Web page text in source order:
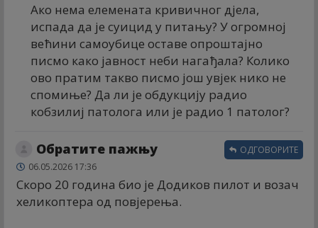
Ако нема елемената кривичног дјела,
испада да је суицид у питању? У огромној
већини самоубице оставе опроштајно
писмо како јавност неби нагађала? Колико
ово пратим такво писмо још увјек нико не
спомиње? Да ли је обдукцију радио
кобзилиј патолога или је радио 1 патолог?
Обратите пажњу
06.05.2026 17:36
Скоро 20 година био је Додиков пилот и возач
хеликоптера од повјерења.
ОДГОВОРИТЕ